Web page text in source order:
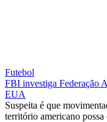
Futebol
FBI investiga Federação
EUA
Suspeita é que
território americano